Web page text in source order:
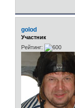
golod
Участник
Рейтинг: